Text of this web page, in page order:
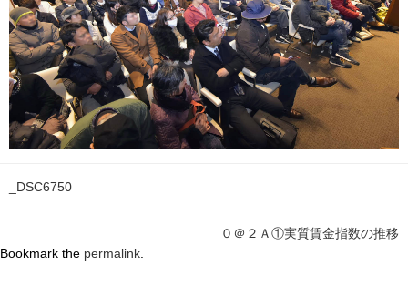
_DSC6750
０＠２Ａ①実質賃金指数の推移
Bookmark the permalink